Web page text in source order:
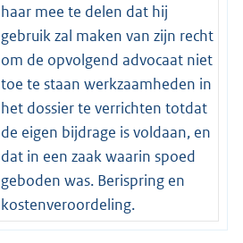
haar mee te delen dat hij
gebruik zal maken van zijn recht
om de opvolgend advocaat niet
toe te staan werkzaamheden in
het dossier te verrichten totdat
de eigen bijdrage is voldaan, en
dat in een zaak waarin spoed
geboden was. Berispring en
kostenveroordeling.